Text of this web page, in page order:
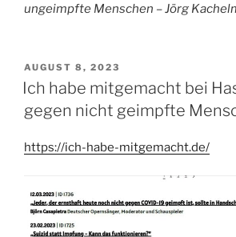
ungeimpfte Menschen – Jörg
VERÖFFENTLICHT
AM
AUGUST 8, 2023
Ich habe mitgemacht bei
gegen nicht geimpfte
https://ich-habe-mitgemacht.de/